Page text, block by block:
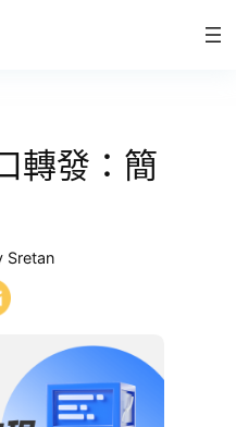
轉發：簡
Sretan